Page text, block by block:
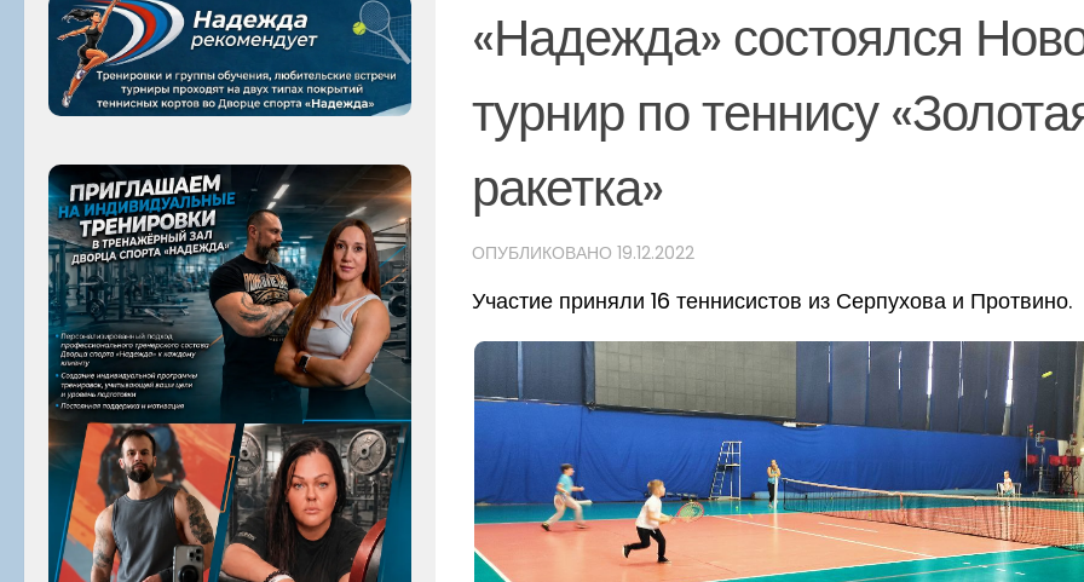
«Надежда» состоялся
турнир по теннису
ракетка»
ОПУБЛИКОВАНО 19.12.2022
Участие приняли 16 теннисистов из Серпухова и Протвино.